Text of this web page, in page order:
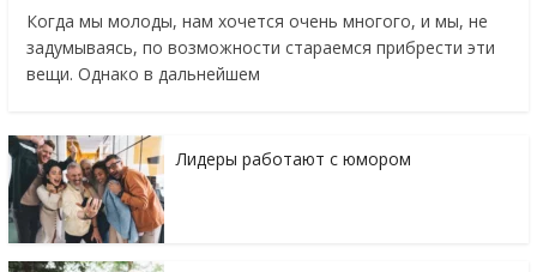
Когда мы молоды, нам хочется очень многого, и мы, не
задумываясь, по возможности стараемся прибрести эти
вещи. Однако в дальнейшем
Лидеры работают с юмором